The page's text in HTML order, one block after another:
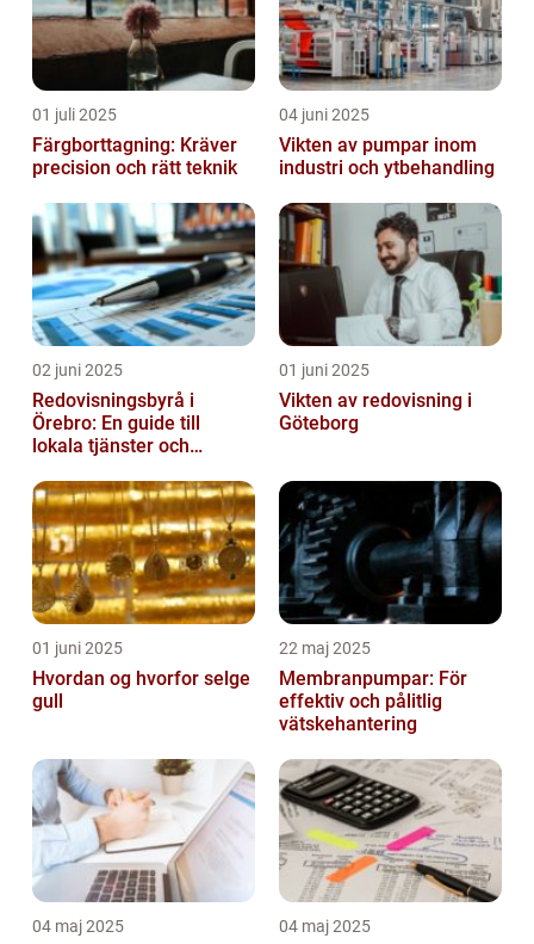
01 juli 2025
Färgborttagning: Kräver
precision och rätt teknik
04 juni 2025
Vikten av pumpar inom
industri och ytbehandling
02 juni 2025
Redovisningsbyrå i
Örebro: En guide till
lokala tjänster och
01 juni 2025
Vikten av redovisning i
Göteborg
01 juni 2025
Hvordan og hvorfor selge
gull
22 maj 2025
Membranpumpar: För
effektiv och pålitlig
vätskehantering
04 maj 2025 04 maj 2025